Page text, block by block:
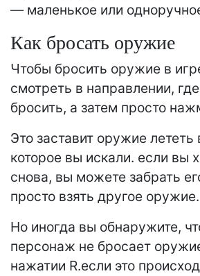
— маленькое или
Как бросать оружие
Чтобы бросить оружие в
смотреть в направлении,
бросить, а затем просто
Это заставит оружие лететь
которое вы искали. если вы
снова, вы можете забрать
просто взять другое оружие.
Но иногда вы обнаружите,
персонаж не бросает
нажатии R.если это